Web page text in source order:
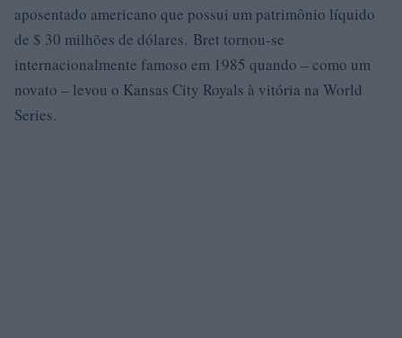
aposentado americano que possui um patrimônio líquido
de $ 30 milhões de dólares. Bret tornou-se
internacionalmente famoso em 1985 quando – como um
novato – levou o Kansas City Royals à vitória na World
Series.